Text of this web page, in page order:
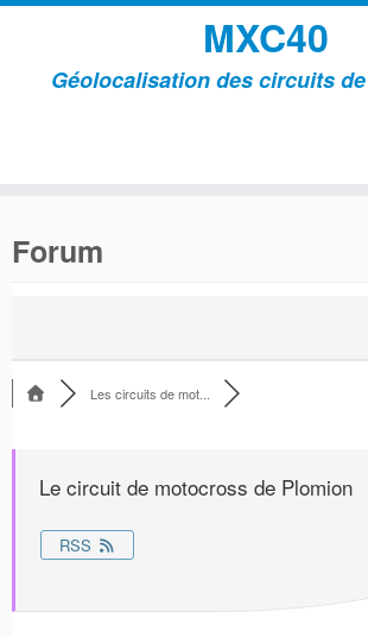
contenu
MXC40
Géolocalisation des circuits
Forum
Les circuits de mot...
Le circuit de motocross de Plomion
RSS